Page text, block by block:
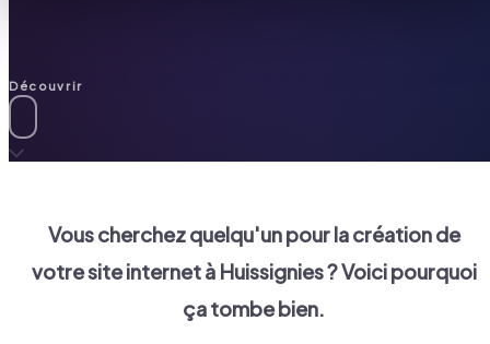
Découvrir
Vous cherchez quelqu'un pour la création de
votre site internet à Huissignies? Voici pourquoi
ça tombe bien.